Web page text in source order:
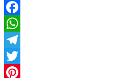
Facebook
WhatsApp
Telegram
Twitter